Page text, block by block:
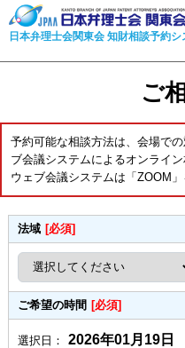
日本弁理士会関東会 知財相談予約シ
ご
予約可能な相談方法は、会場で
ブ会議システムによるオンライン
ウェブ会議システムは「ZOOM」
法域 [必須]
ご希望の時間 [必須]
選択日： 2026年01月19日